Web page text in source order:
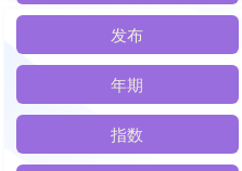
发布
年期
指数